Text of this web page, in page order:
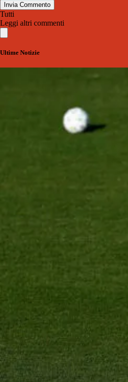
Invia Commento
Tutti
Leggi altri commenti
Ultime Notizie